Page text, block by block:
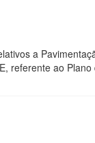
a
referente ao